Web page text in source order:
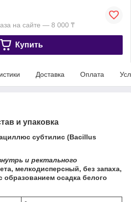
на сайте — 8 000 ₸
Купить
Доставка Оплата
и упаковка
субтилис (Bacillus
и ректального
мелкодисперсный, без запаха,
осадка белого